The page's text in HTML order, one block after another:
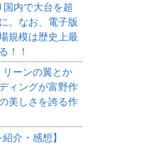
国内で大台を超
。なお、電子版
規模は歴史上最
！！
リーンの翼とか
ィングが富野作
美しさを誇る作
介・感想】